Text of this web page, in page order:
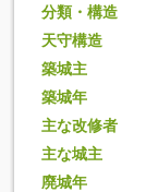
分類・構造
天守構造
築城主
築城年
主な改修者
主な城主
廃城年